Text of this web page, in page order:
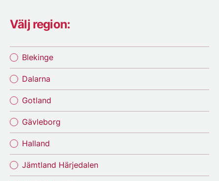
Välj region:
Blekinge
Dalarna
Gotland
Gävleborg
Halland
Jämtland Härjedalen